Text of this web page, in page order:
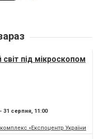
під мікроскопом
31 серпня, 11:00
«Експоцентр України»